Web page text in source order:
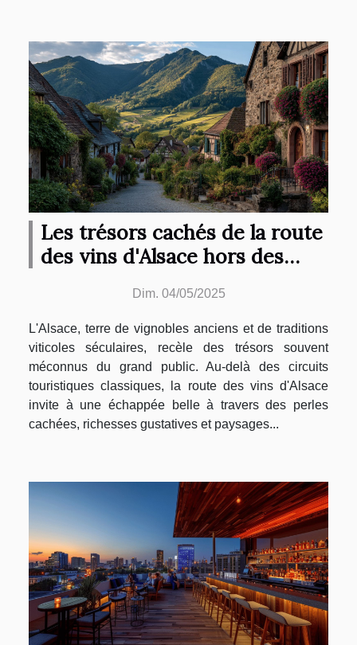
Les trésors cachés de la route
des vins d'Alsace hors des
Dim. 04/05/2025
L'Alsace, terre de vignobles anciens et de traditions
viticoles séculaires, recèle des trésors souvent
méconnus du grand public. Au-delà des circuits
touristiques classiques, la route des vins d'Alsace
invite à une échappée belle à travers des perles
cachées, richesses gustatives et paysages...